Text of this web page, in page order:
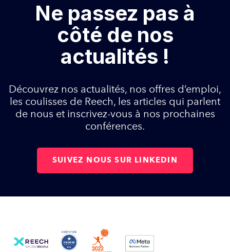
Ne passez pas à
côté de nos
actualités !
Découvrez nos actualités, nos offres d’emploi,
les coulisses de Reech, les articles qui parlent
de nous et inscrivez-vous à nos prochaines
conférences.
SUIVEZ NOUS SUR LINKEDIN